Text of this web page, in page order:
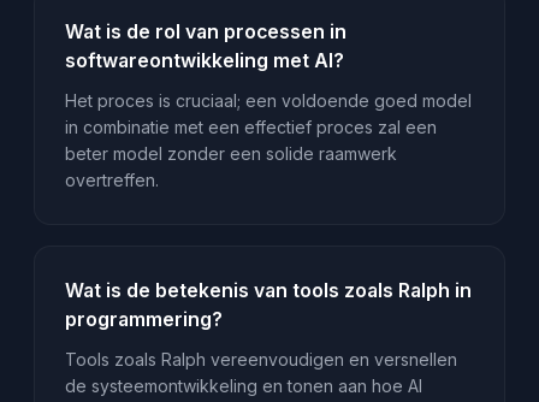
Wat is de rol van processen in
softwareontwikkeling met AI?
Het proces is cruciaal; een voldoende goed model
in combinatie met een effectief proces zal een
beter model zonder een solide raamwerk
overtreffen.
Wat is de betekenis van tools zoals Ralph in
programmering?
Tools zoals Ralph vereenvoudigen en versnellen
de systeemontwikkeling en tonen aan hoe AI